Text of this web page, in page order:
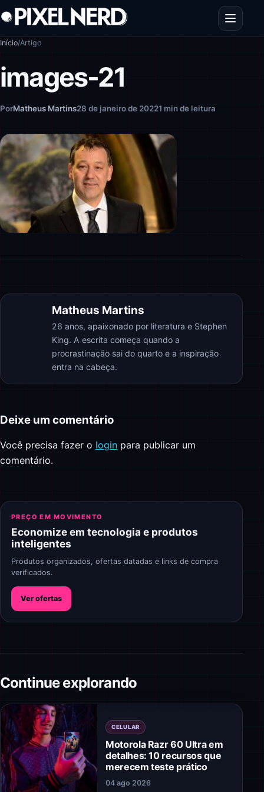
Pular para o conteúdo
Abrir
Início/Artigo
images-21
PorMatheus Martins28 de janeiro de 20221 min de leitura
Matheus Martins
26 anos, apaixonado por literatura e Stephen
King. A escrita começa quando a
procrastinação sai do quarto e a inspiração
entra na cabeça.
Deixe um comentário
Você precisa fazer o login para publicar um
comentário.
PREÇO EM MOVIMENTO
Economize em tecnologia e produtos
inteligentes
Produtos organizados, ofertas datadas e links de compra
verificados.
Ver ofertas
Continue explorando
CELULAR
Motorola Razr 60 Ultra em
detalhes: 10 recursos que
merecem teste prático
04 ago 2026